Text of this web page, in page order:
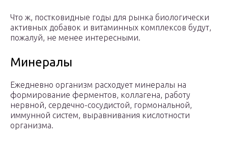
Что ж, постковидные годы для рынка биологически
активных добавок и витаминных комплексов будут,
пожалуй, не менее интересными.
Минералы
Ежедневно организм расходует минералы на
формирование ферментов, коллагена, работу
нервной, сердечно-сосудистой, гормональной,
иммунной систем, выравнивания кислотности
организма.